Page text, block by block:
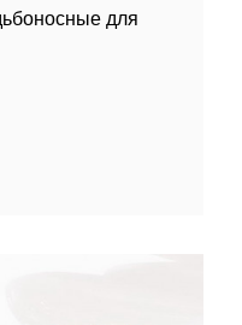
для